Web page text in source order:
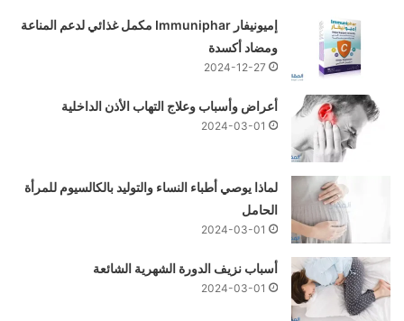
إميونيفار Immuniphar مكمل غذائي لدعم المناعة
ومضاد أكسدة
2024-12-27
أعراض وأسباب وعلاج التهاب الأذن الداخلية
2024-03-01
لماذا يوصي أطباء النساء والتوليد بالكالسيوم للمرأة
الحامل
2024-03-01
أسباب نزيف الدورة الشهرية الشائعة
2024-03-01